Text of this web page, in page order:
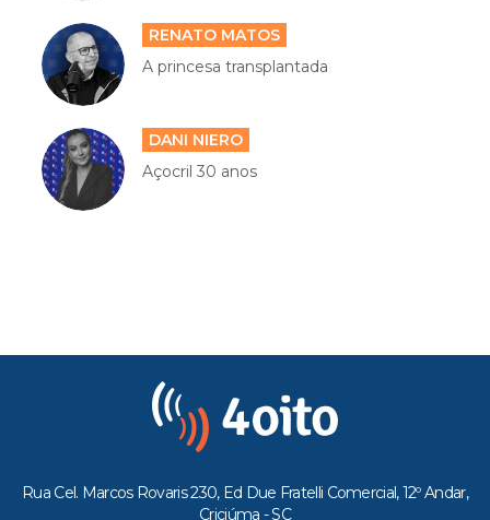
RENATO MATOS
A princesa transplantada
DANI NIERO
Açocril 30 anos
Rua Cel. Marcos Rovaris 230, Ed Due Fratelli Comercial, 12º Andar,
Criciúma - SC